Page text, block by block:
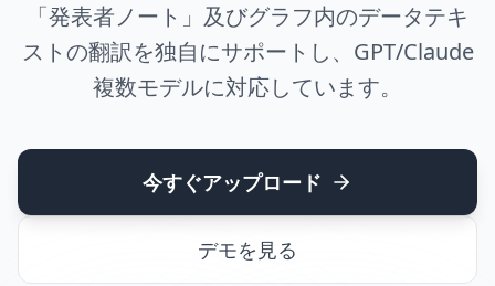
「発表者ノート」及びグラフ内のデータテキ
ストの翻訳を独自にサポートし、GPT/Claude
複数モデルに対応しています。
今すぐアップロード
デモを見る